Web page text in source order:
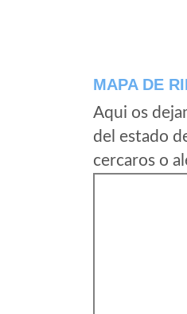
MAPA DE
Aqui os
del estado
cercaros o